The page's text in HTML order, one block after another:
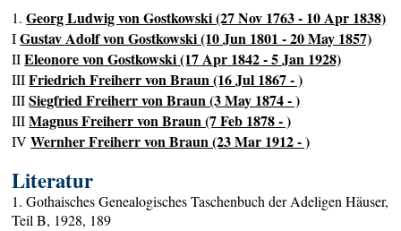
1.Georg Ludwig von Gostkowski (27 Nov 1763 - 10 Apr 1838)
IGustav Adolf von Gostkowski (10 Jun 1801 - 20 May 1857)
IIEleonore von Gostkowski (17 Apr 1842 - 5 Jan 1928)
IIIFriedrich Freiherr von Braun (16 Jul 1867 - )
IIISiegfried Freiherr von Braun (3 May 1874 - )
IIIMagnus Freiherr von Braun (7 Feb 1878 - )
IVWernher Freiherr von Braun (23 Mar 1912 - )
Literatur
1. Gothaisches Genealogisches Taschenbuch der Adeligen Häuser,
Teil B, 1928, 189